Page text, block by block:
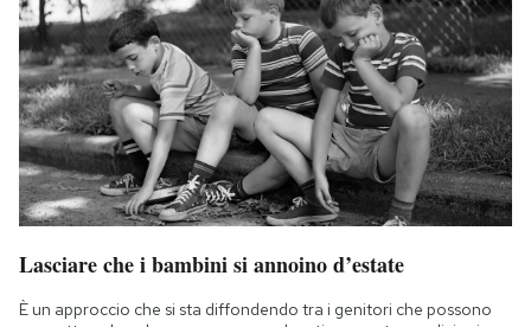
Lasciare che i bambini si annoino d’estate
È un approccio che si sta diffondendo tra i genitori che possono